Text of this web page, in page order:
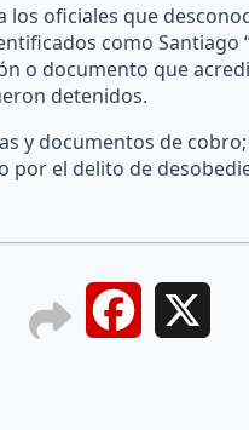
oficiales que
como Santiago
o documento que
detenidos.
y documentos de
por el delito de
Facebook